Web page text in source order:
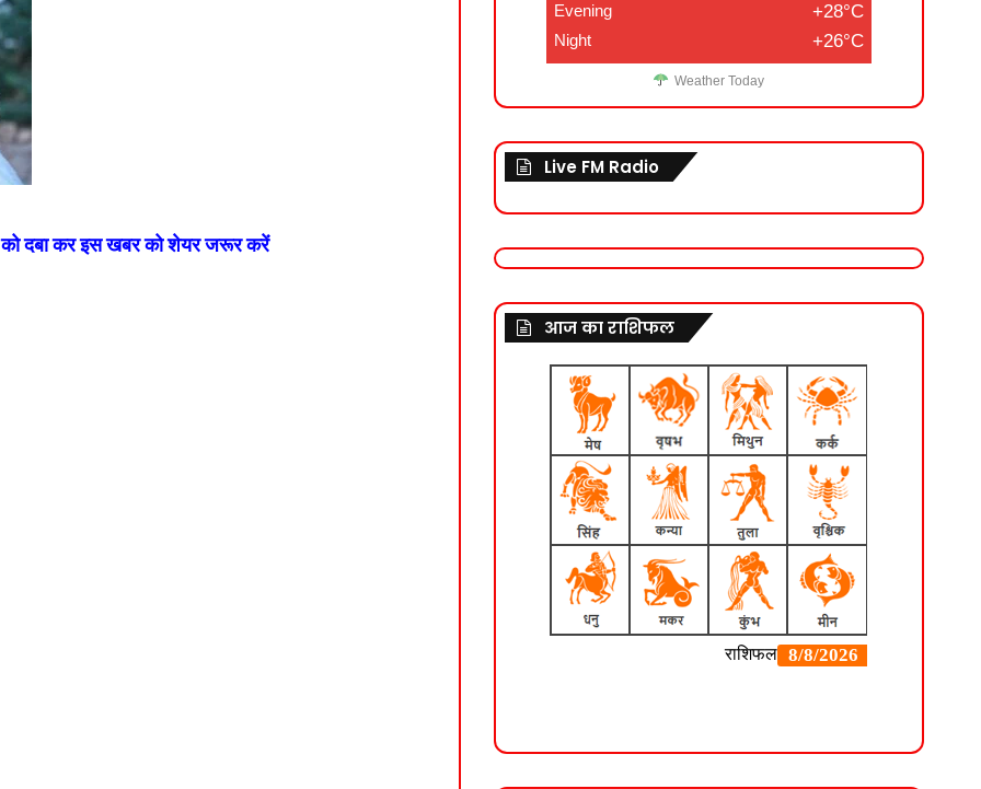
को दबा कर इस खबर को शेयर जरूर करें
Evening +28°C
Night +26°C
Weather Today
Live FM Radio
आज का राशिफल